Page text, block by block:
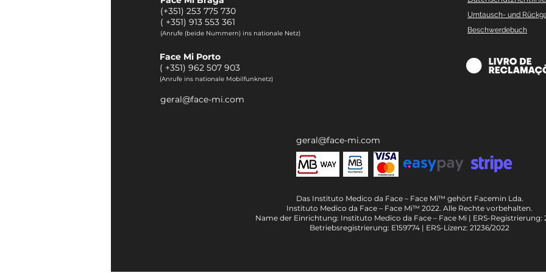
(+351) 253 775 730
( +351) 913 553 361
(Anrufe (beide Nummern) ins nationale Netz)
Face Mi Porto
( +351) 962 507 903
(Anrufe ins nationale Mobilfunknetz)
Umtausch- und
Beschwerdebuch
geral@face-mi.com
geral@face-mi.com
Das Instituto Medico da Face – Face Mi™ gehört Facemin Lda.
Instituto Medico da Face – Face Mi™ 2022. Alle Rechte vorbehalten.
Name der Einrichtung: Instituto Medico da Face – Face Mi | ERS-Registrierung:
Betriebsregistrierung: E159774 | ERS-Lizenz: 21236/2022